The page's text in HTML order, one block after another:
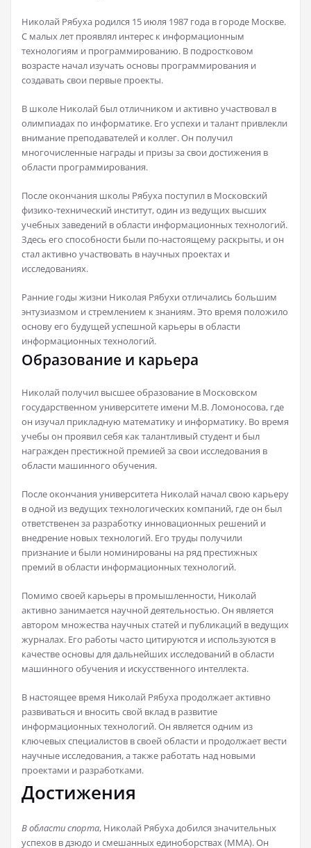
Николай Рябуха родился 15 июля 1987 года в городе Москве.
С малых лет проявлял интерес к информационным
технологиям и программированию. В подростковом
возрасте начал изучать основы программирования и
создавать свои первые проекты.
В школе Николай был отличником и активно участвовал в
олимпиадах по информатике. Его успехи и талант привлекли
внимание преподавателей и коллег. Он получил
многочисленные награды и призы за свои достижения в
области программирования.
После окончания школы Рябуха поступил в Московский
физико-технический институт, один из ведущих высших
учебных заведений в области информационных технологий.
Здесь его способности были по-настоящему раскрыты, и он
стал активно участвовать в научных проектах и
исследованиях.
Ранние годы жизни Николая Рябухи отличались большим
энтузиазмом и стремлением к знаниям. Это время положило
основу его будущей успешной карьеры в области
информационных технологий.
Образование и карьера
Николай получил высшее образование в Московском
государственном университете имени М.В. Ломоносова, где
он изучал прикладную математику и информатику. Во время
учебы он проявил себя как талантливый студент и был
награжден престижной премией за свои исследования в
области машинного обучения.
После окончания университета Николай начал свою карьеру
в одной из ведущих технологических компаний, где он был
ответственен за разработку инновационных решений и
внедрение новых технологий. Его труды получили
признание и были номинированы на ряд престижных
премий в области информационных технологий.
Помимо своей карьеры в промышленности, Николай
активно занимается научной деятельностью. Он является
автором множества научных статей и публикаций в ведущих
журналах. Его работы часто цитируются и используются в
качестве основы для дальнейших исследований в области
машинного обучения и искусственного интеллекта.
В настоящее время Николай Рябуха продолжает активно
развиваться и вносить свой вклад в развитие
информационных технологий. Он является одним из
ключевых специалистов в своей области и продолжает вести
научные исследования, а также работать над новыми
проектами и разработками.
Достижения
В области спорта, Николай Рябуха добился значительных
успехов в дзюдо и смешанных единоборствах (MMA). Он